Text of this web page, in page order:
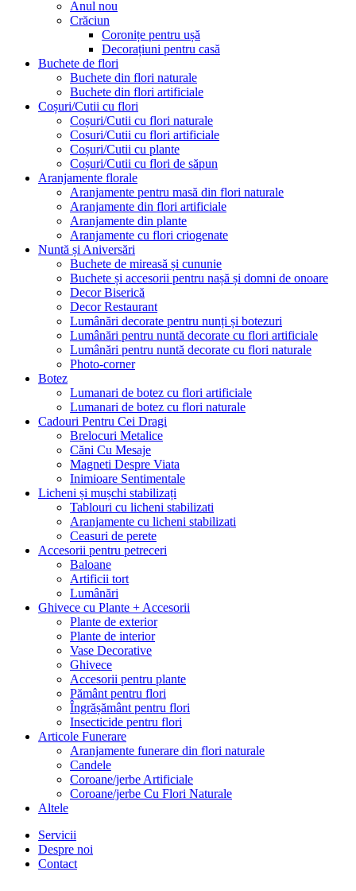
Anul nou
Crăciun
Coronițe pentru ușă
Decorațiuni pentru casă
Buchete de flori
Buchete din flori naturale
Buchete din flori artificiale
Coșuri/Cutii cu flori
Coșuri/Cutii cu flori naturale
Cosuri/Cutii cu flori artificiale
Coșuri/Cutii cu plante
Coșuri/Cutii cu flori de săpun
Aranjamente florale
Aranjamente pentru masă din flori naturale
Aranjamente din flori artificiale
Aranjamente din plante
Aranjamente cu flori criogenate
Nuntă și Aniversări
Buchete de mireasă și cununie
Buchete și accesorii pentru nașă și domni de onoare
Decor Biserică
Decor Restaurant
Lumânări decorate pentru nunți și botezuri
Lumânări pentru nuntă decorate cu flori artificiale
Lumânări pentru nuntă decorate cu flori naturale
Photo-corner
Botez
Lumanari de botez cu flori artificiale
Lumanari de botez cu flori naturale
Cadouri Pentru Cei Dragi
Brelocuri Metalice
Căni Cu Mesaje
Magneti Despre Viata
Inimioare Sentimentale
Licheni și mușchi stabilizați
Tablouri cu licheni stabilizati
Aranjamente cu licheni stabilizati
Ceasuri de perete
Accesorii pentru petreceri
Baloane
Artificii tort
Lumânări
Ghivece cu Plante + Accesorii
Plante de exterior
Plante de interior
Vase Decorative
Ghivece
Accesorii pentru plante
Pământ pentru flori
Îngrășământ pentru flori
Insecticide pentru flori
Articole Funerare
Aranjamente funerare din flori naturale
Candele
Coroane/jerbe Artificiale
Coroane/jerbe Cu Flori Naturale
Altele
Servicii
Despre noi
Contact